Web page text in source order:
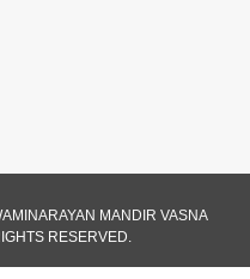
MANDIR VASNA
RESERVED.